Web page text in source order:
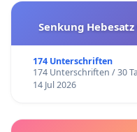
Senkung
174 Unterschriften
174 Unterschriften / 30
14 Jul 2026